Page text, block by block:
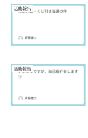
活動報告
活動報告